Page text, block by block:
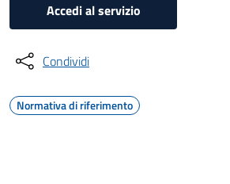
Accedi al servizio
Condividi
Normativa di riferimento